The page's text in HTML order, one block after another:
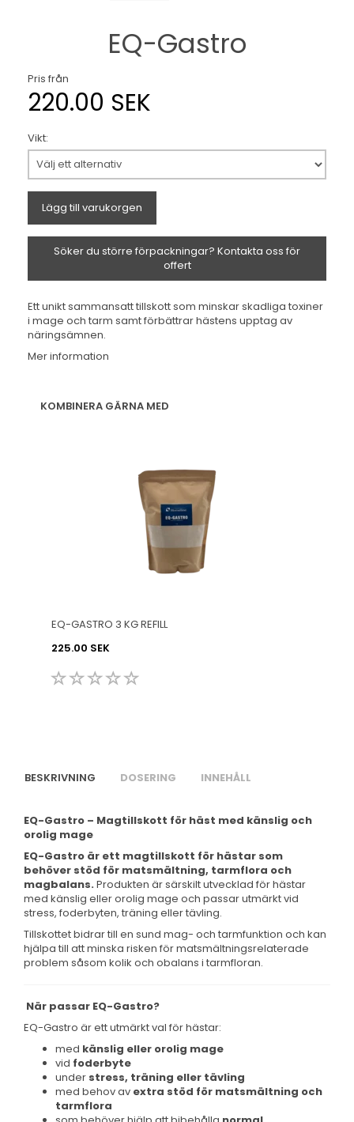
EQ-Gastro
Pris från
220.00 SEK
Vikt:
Lägg till varukorgen
Söker du större förpackningar? Kontakta oss för
offert
Ett unikt sammansatt tillskott som minskar skadliga toxiner
i mage och tarm samt förbättrar hästens upptag av
näringsämnen.
Mer information
KOMBINERA GÄRNA MED
EQ-GASTRO 3 KG REFILL
225.00 SEK
BESKRIVNING DOSERING INNEHÅLL
EQ-Gastro – Magtillskott för häst med känslig och
orolig mage
EQ-Gastro är ett magtillskott för hästar som
behöver stöd för matsmältning, tarmflora och
magbalans. Produkten är särskilt utvecklad för hästar
med känslig eller orolig mage och passar utmärkt vid
stress, foderbyten, träning eller tävling.
Tillskottet bidrar till en sund mag- och tarmfunktion och kan
hjälpa till att minska risken för matsmältningsrelaterade
problem såsom kolik och obalans i tarmfloran.
När passar EQ-Gastro?
EQ-Gastro är ett utmärkt val för hästar:
med känslig eller orolig mage
vid foderbyte
under stress, träning eller tävling
med behov av extra stöd för matsmältning och
tarmflora